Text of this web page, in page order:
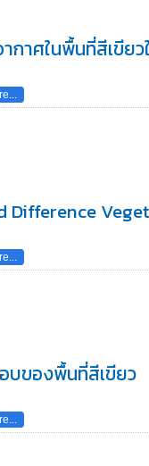
าศในพื้นที่สีเขียว
บของพื้นที่สีเขียว